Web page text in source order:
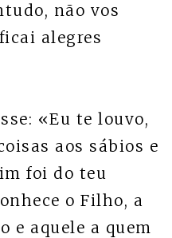
não vos
alegres
«Eu te louvo,
aos sábios e
foi do teu
o Filho, a
e aquele a quem